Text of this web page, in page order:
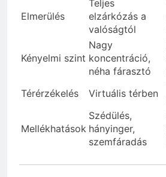
Elmerülés
Teljes
elzárkózás a
valóságtól
Kényelmi szint
Nagy
koncentráció,
néha fárasztó
Térérzékelés
Virtuális térben
Mellékhatások
Szédülés,
hányinger,
szemfáradás